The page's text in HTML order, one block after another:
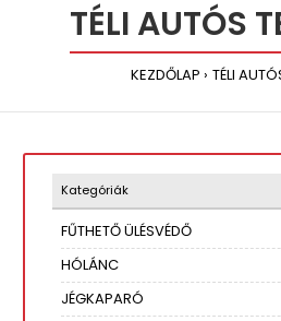
TÉLI AUTÓS
KEZDŐLAP TÉLI
Kategóriák
FŰTHETŐ ÜLÉSVÉDŐ
HÓLÁNC
JÉGKAPARÓ